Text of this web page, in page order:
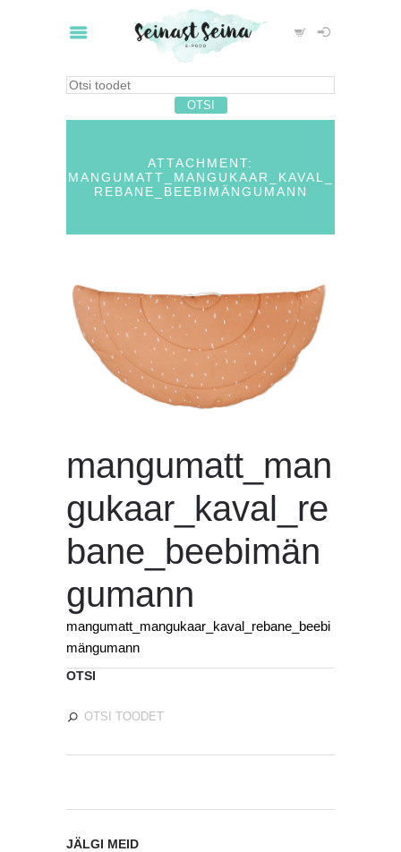
ATTACHMENT:
MANGUMATT_MANGUKAAR_KAVAL_
REBANE_BEEBIMÄNGUMANN
mangumatt_man
gukaar_kaval_re
bane_beebimän
gumann
mangumatt_mangukaar_kaval_rebane_beebi
mängumann
OTSI
JÄLGI MEID